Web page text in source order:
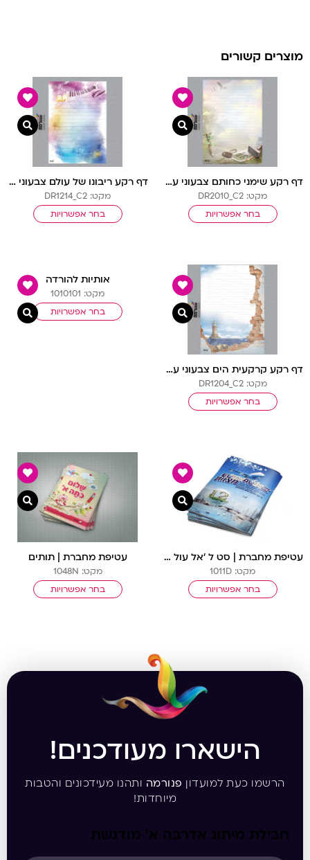
מוצרים קשורים
דף רקע שימני כחותם צבעוני עם שורות
מקט: DR2010_C2
בחר אפשרויות
דף רקע ריבונו של עולם צבעוני עם שורות
מקט: DR1214_C2
בחר אפשרויות
דף רקע קרקעית הים צבעוני עם שורות
מקט: DR1204_C2
בחר אפשרויות
אותיות להורדה
מקט: 1010101
בחר אפשרויות
עטיפת מחברת | סט ל ‘אל עול מצוות’
מקט: 1011D
בחר אפשרויות
עטיפת מחברת | תותים
מקט: 1048N
בחר אפשרויות
הישארו מעודכנים!
הרשמו כעת למועדון פנורמה ותהנו מעידכונים והטבות
מיוחדות!
חבילת מיתוג אדרבה א’ מודגשת